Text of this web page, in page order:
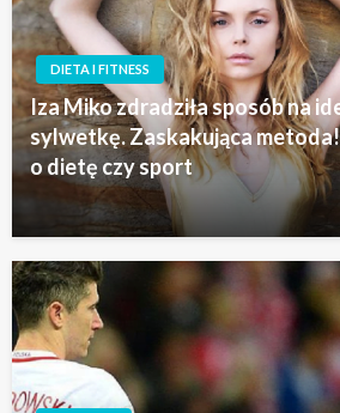
DIETA I FITNESS
Iza Miko zdradziła sposób na
sylwetkę. Zaskakująca
o dietę czy sport